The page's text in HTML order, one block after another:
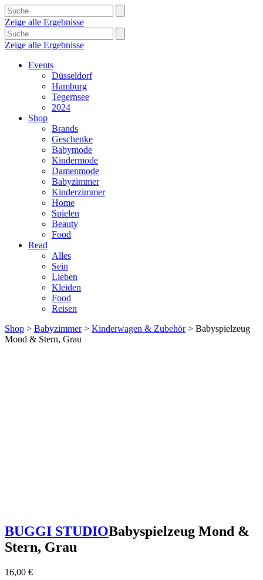
Zeige alle Ergebnisse
Zeige alle Ergebnisse
Events
Düsseldorf
Hamburg
Tegernsee
2024
Shop
Brands
Geschenke
Babymode
Kindermode
Damenmode
Babyzimmer
Kinderzimmer
Home
Spielen
Beauty
Food
Read
Alles
Sein
Lieben
Kleiden
Food
Reisen
Shop > Babyzimmer> Kinderwagen & Zubehör> Babyspielzeug
Mond & Stern, Grau
BUGGI STUDIOBabyspielzeug Mond &
Stern, Grau
16,00 €